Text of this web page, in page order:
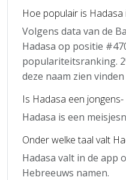
Hoe populair is Hadasa
Volgens data van de
Hadasa op positie
populariteitsranking.
deze naam zien
Is Hadasa een
Hadasa is een
Onder welke taal valt
Hadasa valt in de app
Hebreeuws namen.